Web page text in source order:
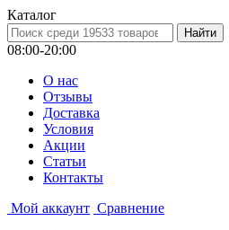
Каталог
08:00-20:00
О нас
Отзывы
Доставка
Условия
Aкции
Статьи
Контакты
Мой аккаунт Сравнение